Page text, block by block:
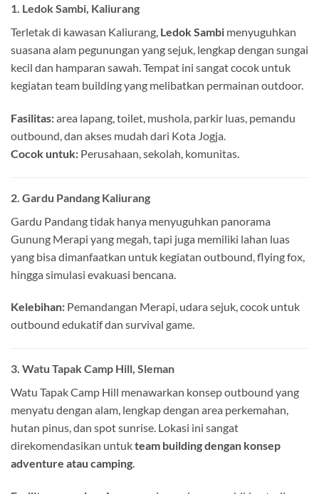
1. Ledok Sambi, Kaliurang
Terletak di kawasan Kaliurang, Ledok Sambi menyuguhkan
suasana alam pegunungan yang sejuk, lengkap dengan sungai
kecil dan hamparan sawah. Tempat ini sangat cocok untuk
kegiatan team building yang melibatkan permainan outdoor.
Fasilitas:area lapang, toilet, mushola, parkir luas, pemandu
outbound, dan akses mudah dari Kota Jogja.
Cocok untuk: Perusahaan, sekolah, komunitas.
2. Gardu Pandang Kaliurang
Gardu Pandang tidak hanya menyuguhkan panorama
Gunung Merapi yang megah, tapi juga memiliki lahan luas
yang bisa dimanfaatkan untuk kegiatan outbound, flying fox,
hingga simulasi evakuasi bencana.
Kelebihan: Pemandangan Merapi, udara sejuk, cocok untuk
outbound edukatif dan survival game.
3. Watu Tapak Camp Hill, Sleman
Watu Tapak Camp Hill menawarkan konsep outbound yang
menyatu dengan alam, lengkap dengan area perkemahan,
hutan pinus, dan spot sunrise. Lokasi ini sangat
direkomendasikan untukteam building dengan konsep
adventure atau camping.